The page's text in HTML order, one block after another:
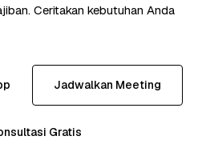
Ceritakan kebutuhan Anda
Jadwalkan Meeting
Gratis